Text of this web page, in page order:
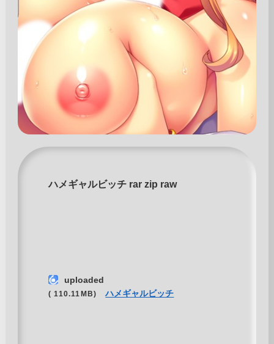
ハメギャルビッチ rar zip raw
uploaded
( 110.11MB) ハメギャルビッチ